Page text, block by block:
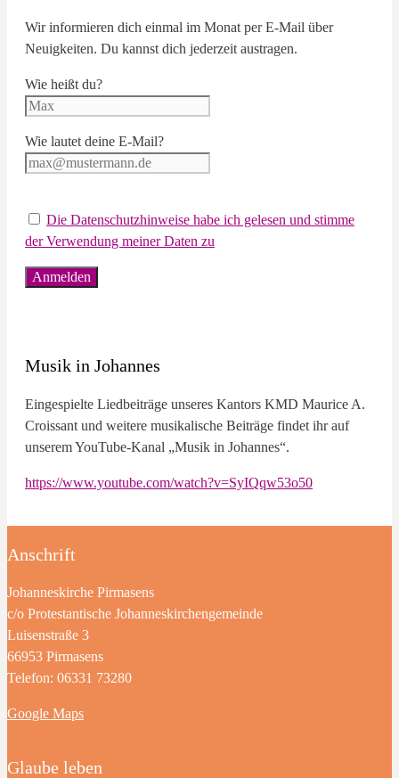
Wir informieren dich einmal im Monat per E-Mail über
Neuigkeiten. Du kannst dich jederzeit austragen.
Wie heißt du?
Wie lautet deine E-Mail?
Die Datenschutzhinweise habe ich gelesen und stimme
der Verwendung meiner Daten zu
Musik in Johannes
Eingespielte Liedbeiträge unseres Kantors KMD Maurice A.
Croissant und weitere musikalische Beiträge findet ihr auf
unserem YouTube-Kanal „Musik in Johannes“.
https://www.youtube.com/watch?v=SyIQqw53o50
Anschrift
Johanneskirche Pirmasens
c/o Protestantische Johanneskirchengemeinde
Luisenstraße 3
66953 Pirmasens
Telefon: 06331 73280
Google Maps
Glaube leben